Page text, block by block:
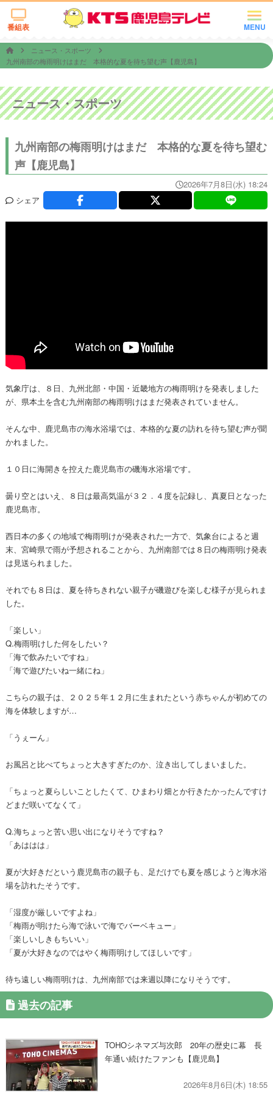
MENU
番組表
ニュース・スポーツ
九州南部の梅雨明けはまだ 本格的な夏を待ち望む声【鹿児島】
ニュース・スポーツ
九州南部の梅雨明けはまだ 本格的な夏を待ち望む
声【鹿児島】
2026年7月8日(水) 18:24
シェア
気象庁は、８日、九州北部・中国・近畿地方の梅雨明けを発表しました
が、県本土を含む九州南部の梅雨明けはまだ発表されていません。
そんな中、鹿児島市の海水浴場では、本格的な夏の訪れを待ち望む声が聞
かれました。
１０日に海開きを控えた鹿児島市の磯海水浴場です。
曇り空とはいえ、８日は最高気温が３２．４度を記録し、真夏日となった
鹿児島市。
西日本の多くの地域で梅雨明けが発表された一方で、気象台によると週
末、宮崎県で雨が予想されることから、九州南部では８日の梅雨明け発表
は見送られました。
それでも８日は、夏を待ちきれない親子が磯遊びを楽しむ様子が見られま
した。
「楽しい」
Q.梅雨明けした何をしたい？
「海で飲みたいですね」
「海で遊びたいね一緒にね」
こちらの親子は、２０２５年１２月に生まれたという赤ちゃんが初めての
海を体験しますが…
「うぇーん」
お風呂と比べてちょっと大きすぎたのか、泣き出してしまいました。
「ちょっと夏らしいことしたくて、ひまわり畑とか行きたかったんですけ
どまだ咲いてなくて」
Q.海ちょっと苦い思い出になりそうですね？
「あははは」
夏が大好きだという鹿児島市の親子も、足だけでも夏を感じようと海水浴
場を訪れたそうです。
「湿度が厳しいですよね」
「梅雨が明けたら海で泳いで海でバーベキュー」
「楽しいしきもちいい」
「夏が大好きなのではやく梅雨明けしてほしいです」
待ち遠しい梅雨明けは、九州南部では来週以降になりそうです。
過去の記事
TOHOシネマズ与次郎 20年の歴史に幕 長
年通い続けたファンも【鹿児島】
2026年8月6日(木) 18:55